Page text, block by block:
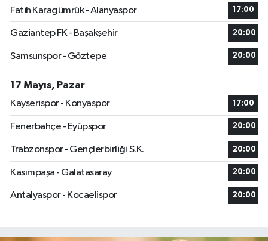
Fatih Karagümrük - Alanyaspor
17:00
Gaziantep FK - Başakşehir 20:00
Samsunspor - Göztepe 20:00
17 Mayıs, Pazar
Kayserispor - Konyaspor
17:00
Fenerbahçe - Eyüpspor 20:00
Trabzonspor - Gençlerbirliği S.K. 20:00
Kasımpaşa - Galatasaray 20:00
Antalyaspor - Kocaelispor 20:00